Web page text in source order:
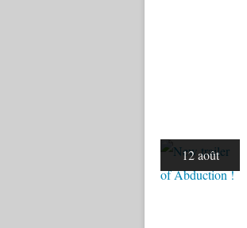
12 août